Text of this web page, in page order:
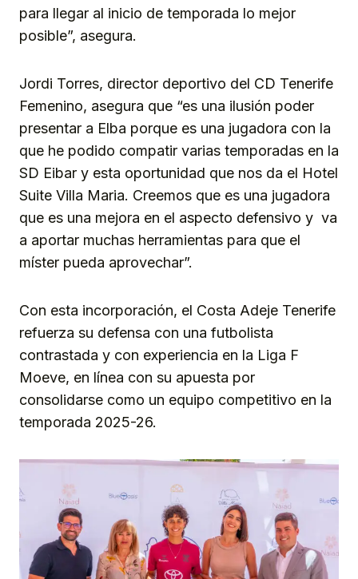
para llegar al inicio de temporada lo mejor
posible”, asegura.
Jordi Torres, director deportivo del CD Tenerife
Femenino, asegura que “es una ilusión poder
presentar a Elba porque es una jugadora con la
que he podido compatir varias temporadas en la
SD Eibar y esta oportunidad que nos da el Hotel
Suite Villa Maria. Creemos que es una jugadora
que es una mejora en el aspecto defensivo y va
a aportar muchas herramientas para que el
míster pueda aprovechar”.
Con esta incorporación, el Costa Adeje Tenerife
refuerza su defensa con una futbolista
contrastada y con experiencia en la Liga F
Moeve, en línea con su apuesta por
consolidarse como un equipo competitivo en la
temporada 2025-26.